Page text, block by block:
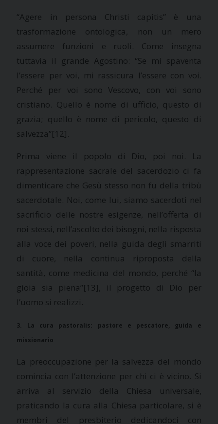
“Agere in persona Christi capitis” è una
trasformazione ontologica, non un mero
assumere funzioni e ruoli. Come insegna
tuttavia il grande Agostino: “Se mi spaventa
l’essere per voi, mi rassicura l’essere con voi.
Perché per voi sono Vescovo, con voi sono
cristiano. Quello è nome di ufficio, questo di
grazia; quello è nome di pericolo, questo di
salvezza”[12].
Prima viene il popolo di Dio, poi noi. La
rappresentazione sacrale del sacerdozio ci fa
dimenticare che Gesù stesso non fu della tribù
sacerdotale. Noi, come lui, siamo sacerdoti nel
sacrificio delle nostre esigenze, nell’offerta di
noi stessi, nell’ascolto dei bisogni, nella risposta
alla voce dei poveri, nella guida degli smarriti
di cuore, nella continua riproposta della
santità, come medicina del mondo, perché “la
gioia sia piena”[13], il progetto di Dio per
l’uomo si realizzi.
3. La cura pastoralis: pastore e pescatore, guida e
missionario
La preoccupazione per la salvezza del mondo
comincia con l’attenzione per chi ci è vicino. Si
arriva al servizio della Chiesa universale,
praticando la cura alla Chiesa particolare, si è
membri del presbiterio dedicandoci con